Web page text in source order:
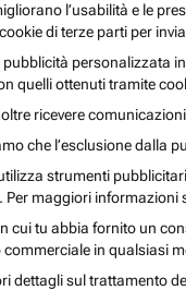
l’usabilità e le
di terze parti per
pubblicità personalizzata
quelli ottenuti tramite
ricevere
che l’esclusione dalla
strumenti
Per maggiori informazioni
cui tu abbia fornito un
in qualsiasi
dettagli sul trattamento